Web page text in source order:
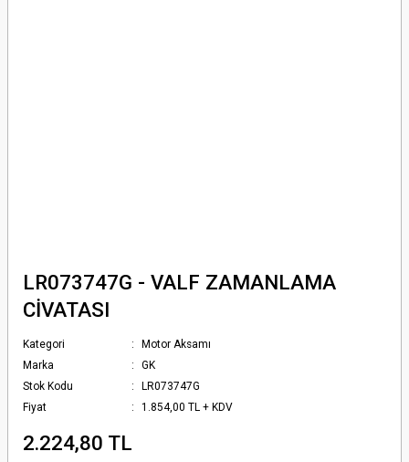
LR073747G - VALF ZAMANLAMA
CİVATASI
Kategori
Motor Aksamı
Marka
GK
Stok Kodu
LR073747G
Fiyat
1.854,00 TL + KDV
2.224,80 TL